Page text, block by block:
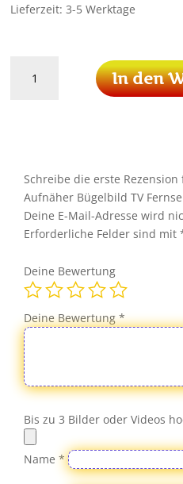
Lieferzeit:3-5 Werktage
Driver
Fernsehen
Film
Movie
Menge
In den
Schreibe die erste Rezension
Aufnäher Bügelbild TV
Deine E-Mail-Adresse wird
Erforderliche Felder sind mit
Deine Bewertung
Deine Bewertung*
Bis zu 3 Bilder oder Videos
Name*